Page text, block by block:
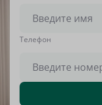
Tелефон